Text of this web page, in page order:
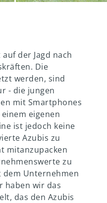
der Jagd nach
Die
werden, sind
- die jungen
mit Smartphones
eigenen
ist jedoch keine
Azubis zu
mitanzupacken
zu
Unternehmen
haben wir das
das den Azubis